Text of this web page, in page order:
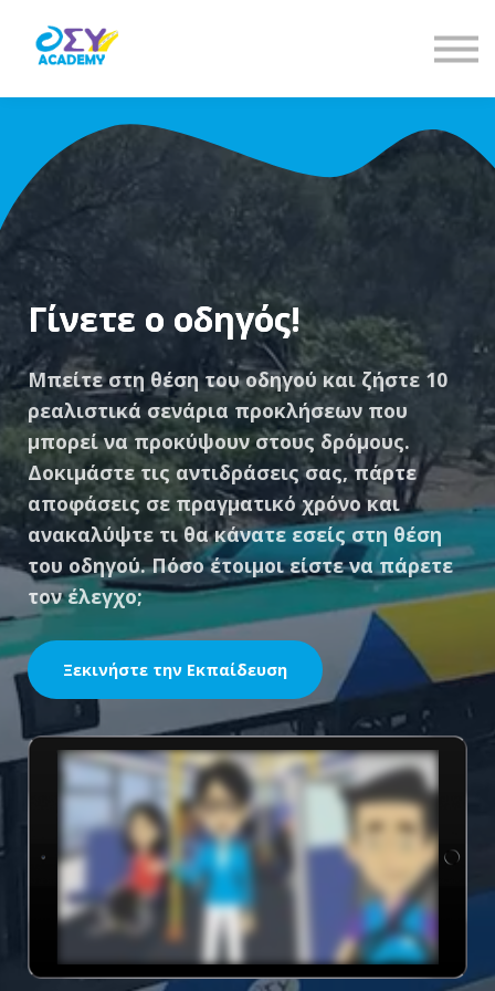
Γίνετε ο οδηγός!
Μπείτε στη θέση του οδηγού και ζήστε 10
ρεαλιστικά σενάρια προκλήσεων που
μπορεί να προκύψουν στους δρόμους.
Δοκιμάστε τις αντιδράσεις σας, πάρτε
αποφάσεις σε πραγματικό χρόνο και
ανακαλύψτε τι θα κάνατε εσείς στη θέση
του οδηγού. Πόσο έτοιμοι είστε να πάρετε
τον έλεγχο;
Ξεκινήστε την Εκπαίδευση